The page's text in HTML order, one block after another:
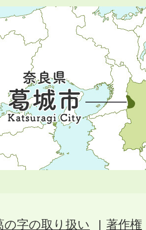
の字の取り扱い
著作権